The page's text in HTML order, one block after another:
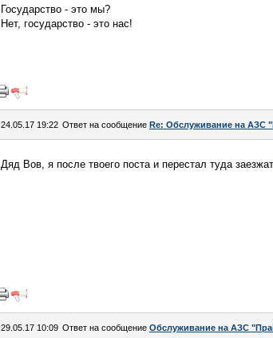
Государство - это мы?
Нет, государство - это нас!
24.05.17 19:22 Ответ на сообщение Re: Обслуживание на АЗС
Дяд Вов, я после твоего поста и перестал туда
29.05.17 10:09 Ответ на сообщение Обслуживание на АЗС